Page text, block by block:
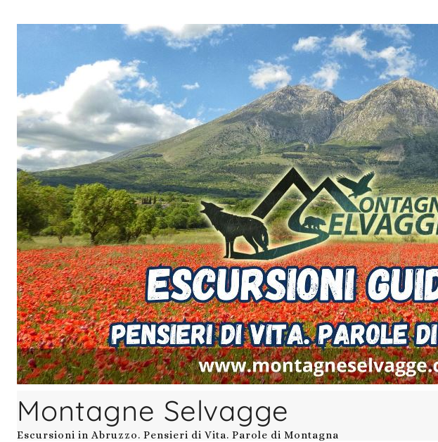
Montagne Selvagge
Escursioni in Abruzzo. Pensieri di Vita. Parole di Montagna